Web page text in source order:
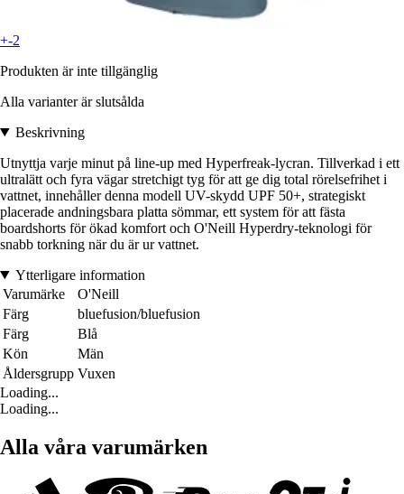
+-2
Produkten är inte tillgänglig
Alla varianter är slutsålda
Beskrivning
Utnyttja varje minut på line-up med Hyperfreak-lycran. Tillverkad i ett
ultralätt och fyra vägar stretchigt tyg för att ge dig total rörelsefrihet i
vattnet, innehåller denna modell UV-skydd UPF 50+, strategiskt
placerade andningsbara platta sömmar, ett system för att fästa
boardshorts för ökad komfort och O'Neill Hyperdry-teknologi för
snabb torkning när du är ur vattnet.
Ytterligare information
Varumärke
O'Neill
Färg
bluefusion/bluefusion
Färg
Blå
Kön
Män
Åldersgrupp Vuxen
Loading...
Loading...
Alla våra varumärken